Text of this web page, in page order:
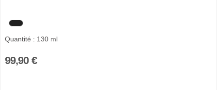
Quantité : 130 ml
99,90 €